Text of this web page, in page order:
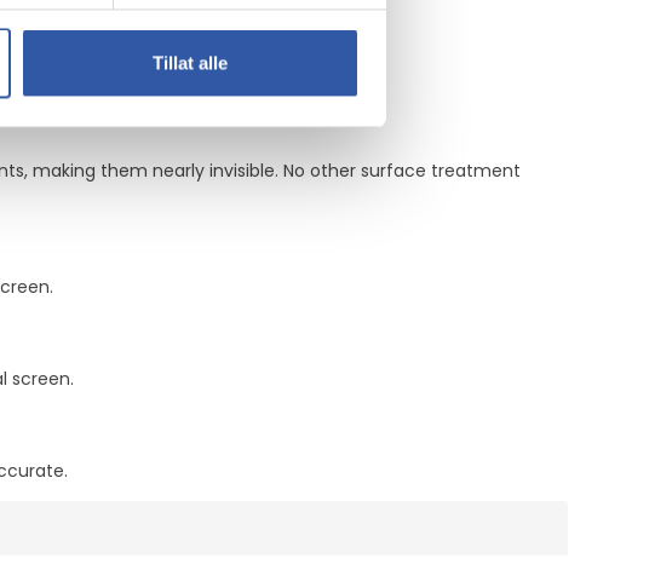
Tillat alle
making them nearly invisible. No other surface treatment
screen.